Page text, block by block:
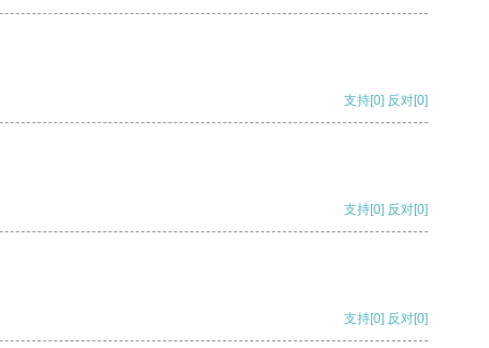
支持[0] 反对[0]
支持[0] 反对[0]
支持[0] 反对[0]